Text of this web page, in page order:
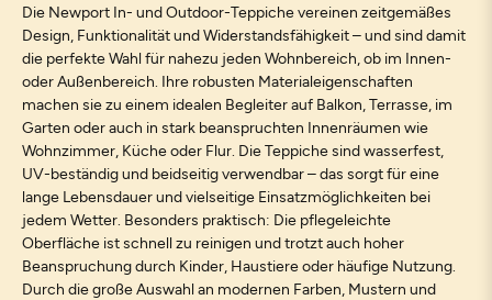
Die Newport In- und Outdoor-Teppiche vereinen zeitgemäßes
Design, Funktionalität und Widerstandsfähigkeit – und sind damit
die perfekte Wahl für nahezu jeden Wohnbereich, ob im Innen-
oder Außenbereich. Ihre robusten Materialeigenschaften
machen sie zu einem idealen Begleiter auf Balkon, Terrasse, im
Garten oder auch in stark beanspruchten Innenräumen wie
Wohnzimmer, Küche oder Flur. Die Teppiche sind wasserfest,
UV-beständig und beidseitig verwendbar – das sorgt für eine
lange Lebensdauer und vielseitige Einsatzmöglichkeiten bei
jedem Wetter. Besonders praktisch: Die pflegeleichte
Oberfläche ist schnell zu reinigen und trotzt auch hoher
Beanspruchung durch Kinder, Haustiere oder häufige Nutzung.
Durch die große Auswahl an modernen Farben, Mustern und